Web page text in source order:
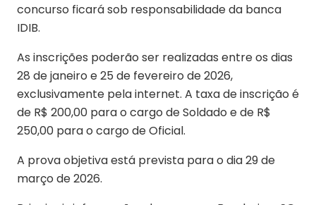
concurso ficará sob responsabilidade da banca
IDIB.
As inscrições poderão ser realizadas entre os dias
28 de janeiro e 25 de fevereiro de 2026,
exclusivamente pela internet. A taxa de inscrição é
de R$ 200,00 para o cargo de Soldado e de R$
250,00 para o cargo de Oficial.
A prova objetiva está prevista para o dia 29 de
março de 2026.